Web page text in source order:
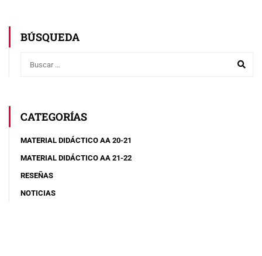
BÚSQUEDA
CATEGORÍAS
MATERIAL DIDÁCTICO AA 20-21
MATERIAL DIDÁCTICO AA 21-22
RESEÑAS
NOTICIAS